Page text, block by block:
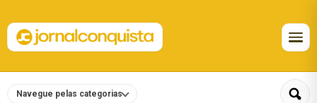
Navegue pelas categorias